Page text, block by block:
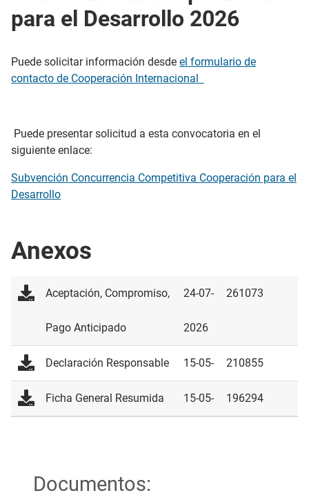
para el Desarrollo 2026
Puede solicitar información desde el formulario de
contacto de Cooperación Internacional
Puede presentar solicitud a esta convocatoria en el
siguiente enlace:
Subvención Concurrencia Competitiva Cooperación para el
Desarrollo
Anexos
Aceptación, Compromiso,
Pago Anticipado
24-07-
2026
261073
Declaración Responsable 15-05-
2026
210855
Ficha General Resumida 15-05- 196294
Documentos: